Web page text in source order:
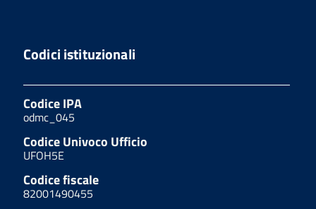
Codici istituzionali
Codice IPA
odmc_045
Codice Univoco Ufficio
UFOH5E
Codice fiscale
82001490455